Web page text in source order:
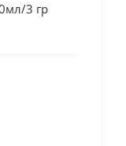
3 гр